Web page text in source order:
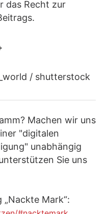
das Recht zur
/ shutterstock
Machen wir uns
"digitalen
unabhängig
Sie uns
Mark“: